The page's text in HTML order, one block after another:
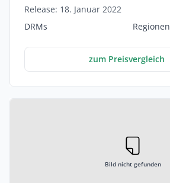
Release: 18. Januar 2022
DRMs
Regionen
zum Preisvergleich
Bild nicht gefunden